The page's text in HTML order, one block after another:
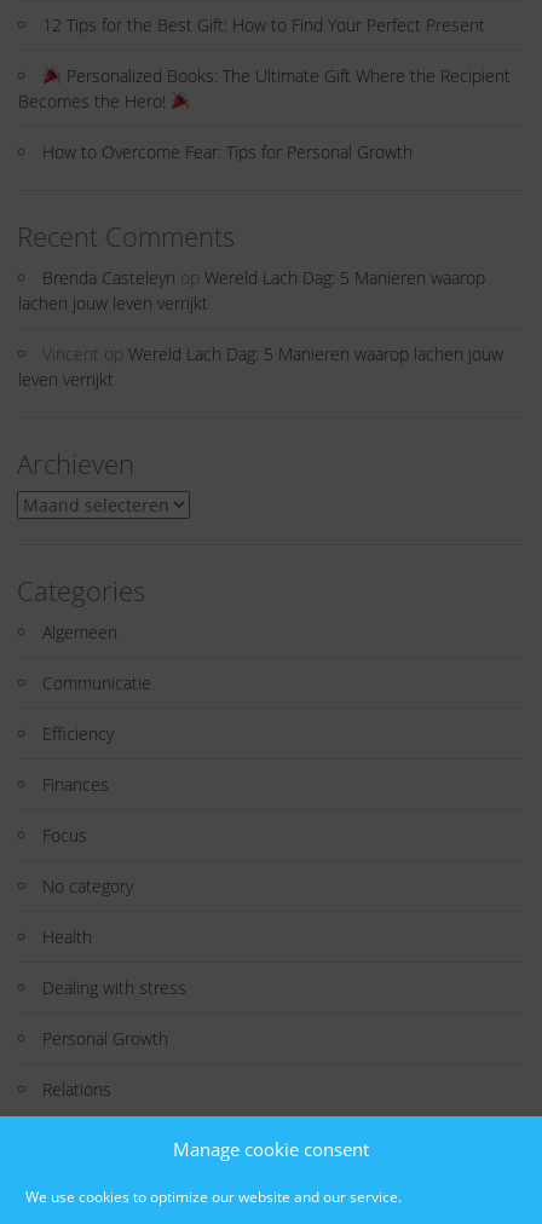
Manage cookie consent
We use cookies to optimize our website and our service.
12 Tips for the Best Gift: How to Find Your Perfect Present
Personalized Books: The Ultimate Gift Where the Recipient
Becomes the Hero!
How to Overcome Fear: Tips for Personal Growth
Recent Comments
Brenda Casteleyn op Wereld Lach Dag: 5 Manieren waarop
lachen jouw leven verrijkt
Vincent op Wereld Lach Dag: 5 Manieren waarop lachen jouw
leven verrijkt
Archieven
Archieven
Categories
Algemeen
Communicatie
Efficiency
Finances
Focus
No category
Health
Dealing with stress
Personal Growth
Relations
Technology